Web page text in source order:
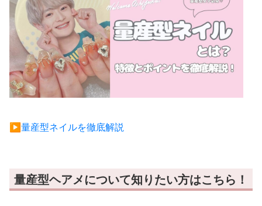
▶︎量産型ネイルを徹底解説
量産型ヘアメについて知りたい方はこちら！